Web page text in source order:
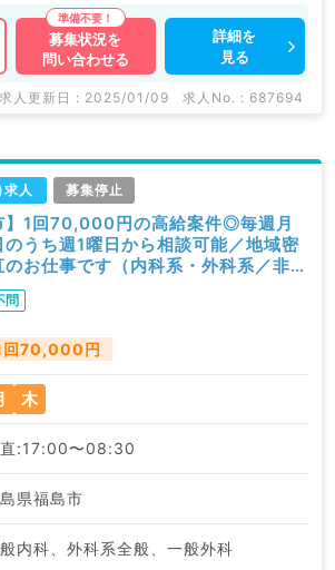
募集状況を
問い合わせる
詳細を
見る
求人更新日 : 2025/01/09 求人No. : 687694
人 募集停止
】1回70,000円の高給案件◎毎週月
うち週1曜日から相談可能／地域密
お仕事です（内科系・外科系／非常
問
回70,000円
木
:17:00〜08:30
県福島市
内科、外科系全般、一般外科